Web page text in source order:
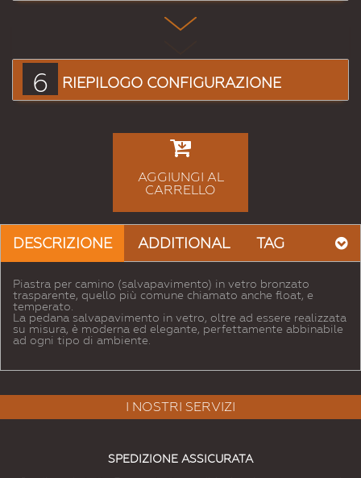
6 RIEPILOGO CONFIGURAZIONE
AGGIUNGI AL
CARRELLO
DESCRIZIONE ADDITIONAL TAG
Piastra per camino (salvapavimento) in vetro bronzato
trasparente, quello più comune chiamato anche float, e
temperato.
La pedana salvapavimento in vetro, oltre ad essere realizzata
su misura, è moderna ed elegante, perfettamente abbinabile
ad ogni tipo di ambiente.
I NOSTRI SERVIZI
SPEDIZIONE ASSICURATA